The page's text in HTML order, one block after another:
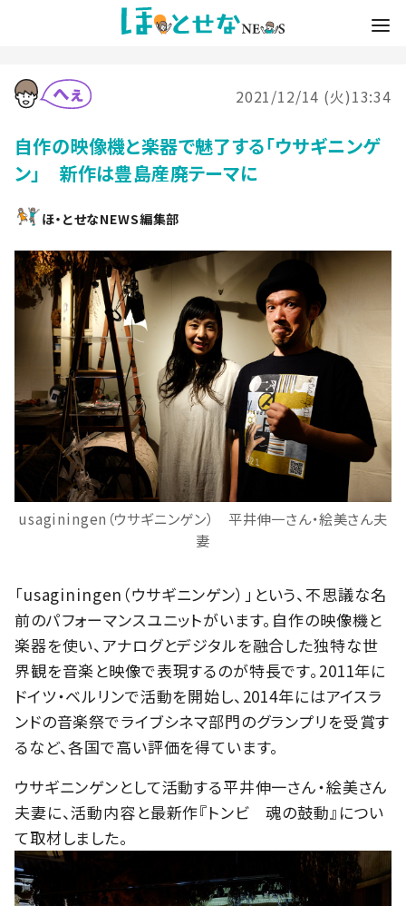
2021/12/14 (火)13:34
自作の映像機と楽器で魅了する「ウサギニンゲ
ン」 新作は豊島産廃テーマに
ほ・とせなNEWS編集部
usaginingen（ウサギニンゲン） 平井伸一さん・絵美さん夫
妻
「usaginingen（ウサギニンゲン）」という、不思議な名
前のパフォーマンスユニットがいます。自作の映像機と
楽器を使い、アナログとデジタルを融合した独特な世
界観を音楽と映像で表現するのが特長です。2011年に
ドイツ・ベルリンで活動を開始し、2014年にはアイスラ
ンドの音楽祭でライブシネマ部門のグランプリを受賞す
るなど、各国で高い評価を得ています。
ウサギニンゲンとして活動する平井伸一さん・絵美さん
夫妻に、活動内容と最新作『トンビ 魂の鼓動』につい
て取材しました。